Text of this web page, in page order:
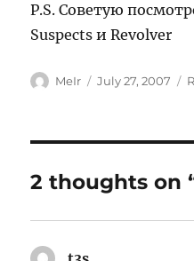
P.S. Советую
Suspects и Revolver
Author
MeIr
Posted
July 27, 2007
2 thoughts on